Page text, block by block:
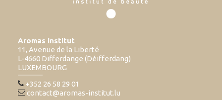
Aromas Institut
11, Avenue de la Liberté
L-4660 Differdange (Déifferdang)
LUXEMBOURG
+352 26 58 29 01
contact@aromas-institut.lu